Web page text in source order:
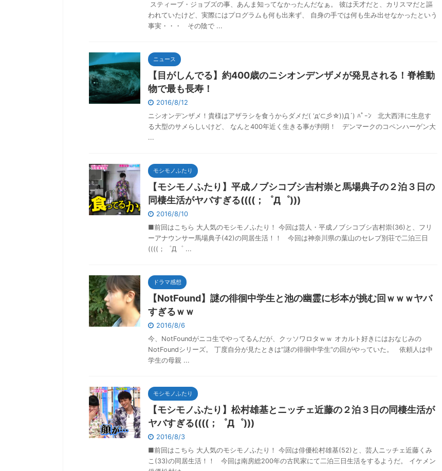
スティーブ・ジョブズの事、あんま知ってなかったんだなぁ。 彼は天才だと、カリスマだと謳
われていたけど、実際にはプログラムも何も出来ず、 自身の手では何も生み出せなかったという
事実・・・ その陰で ...
ニュース
【目がしんでる】約400歳のニシオンデンザメが発見される！脊椎動
物で最も長寿！
2016/8/12
ニシオンデンザメ！貴様はアザラシを食うからダメだ( ‘д‘⊂彡☆))Д´) ﾊﾟｰﾝ 北大西洋に生息す
る大型のサメらしいけど、 なんと400年近く生きる事が判明！ デンマークのコペンハーゲン大
...
モシモノふたり
【モシモノふたり】平成ノブシコブシ吉村崇と馬場典子の２泊３日の
同棲生活がヤバすぎる((((；゜Д゜)))
2016/8/10
■前回はこちら 大人気のモシモノふたり！ 今回は芸人・平成ノブシコブシ吉村崇(36)と、フリ
ーアナウンサー馬場典子(42)の同居生活！！ 今回は神奈川県の葉山のセレブ別荘で二泊三日
((((；゜Д゜ ...
ドラマ感想
【NotFound】謎の徘徊中学生と池の幽霊に杉本が挑む回ｗｗｗヤバ
すぎるｗｗ
2016/8/6
今、NotFoundがニコ生でやってるんだが、クッソワロタｗｗ オカルト好きにはおなじみの
NotFoundシリーズ。 丁度自分が見たときは”謎の徘徊中学生”の回がやっていた。 依頼人は中
学生の母親 ...
モシモノふたり
【モシモノふたり】松村雄基とニッチェ近藤の２泊３日の同棲生活が
ヤバすぎる((((；゜Д゜)))
2016/8/3
■前回はこちら 大人気のモシモノふたり！ 今回は俳優松村雄基(52)と、芸人ニッチェ近藤くみ
こ(33)の同居生活！！ 今回は南房総200年の古民家にて二泊三日生活をするようだ。 イケメン